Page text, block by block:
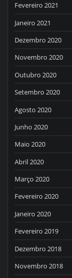
Fevereiro 2021
Janeiro 2021
Dezembro 2020
Novembro 2020
Outubro 2020
Setembro 2020
Agosto 2020
Junho 2020
Maio 2020
Abril 2020
Março 2020
Fevereiro 2020
Janeiro 2020
Fevereiro 2019
Dezembro 2018
Novembro 2018